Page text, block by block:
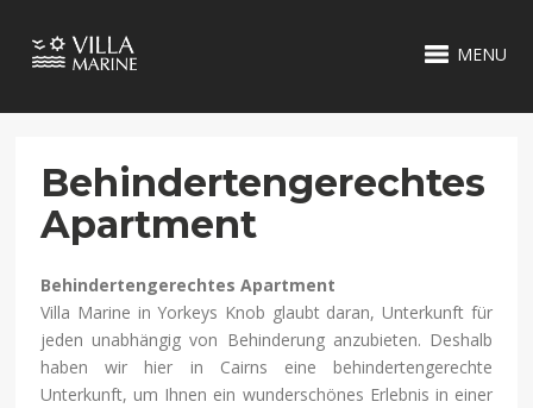
MENU
Behindertengerechtes
Apartment
Behindertengerechtes Apartment
Villa Marine in Yorkeys Knob glaubt daran, Unterkunft für
jeden unabhängig von Behinderung anzubieten. Deshalb
haben wir hier in Cairns eine behindertengerechte
Unterkunft, um Ihnen ein wunderschönes Erlebnis in einer